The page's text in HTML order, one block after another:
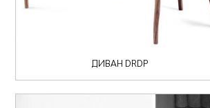
ДИВАН DRDP